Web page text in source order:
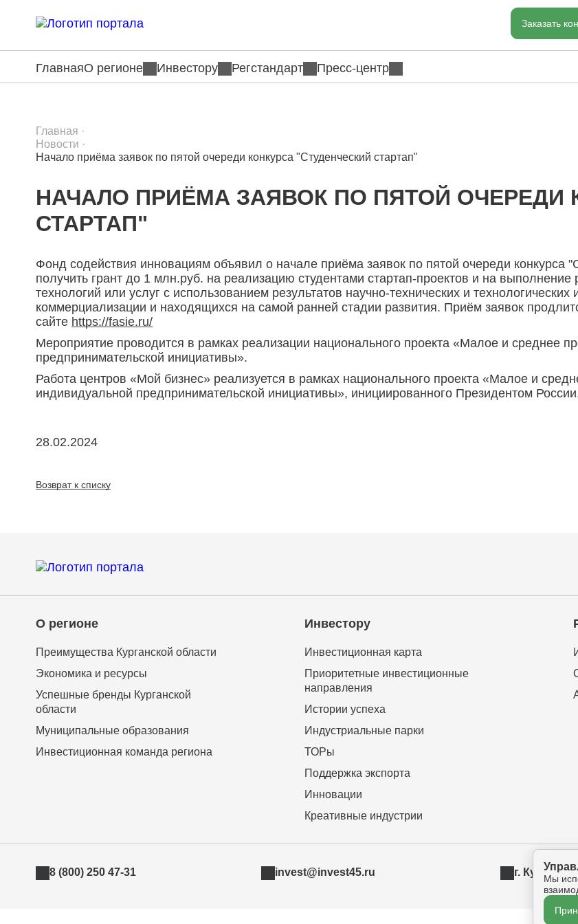
Заказать
ГлавнаяО регионе Инвестору Регстандарт Пресс-центр
Главная ·
Новости ·
Начало приёма заявок по пятой очереди конкурса "Студенческий стартап"
НАЧАЛО ПРИЁМА ЗАЯВОК ПО ПЯТОЙ ОЧЕРЕДИ
СТАРТАП"
Фонд содействия инновациям объявил о начале приёма заявок по пятой очереди конкурса
получить грант до 1 млн.руб. на реализацию студентами стартап-проектов и на
технологий или услуг с использованием результатов научно-технических и
коммерциализации и находящихся на самой ранней стадии развития. Приём заявок
сайте https://fasie.ru/
Мероприятие проводится в рамках реализации национального проекта «Малое и среднее
предпринимательской инициативы».
Работа центров «Мой бизнес» реализуется в рамках национального проекта «Малое и
индивидуальной предпринимательской инициативы», инициированного Президентом
28.02.2024
Возврат к списку
О регионе
Преимущества Курганской области
Экономика и ресурсы
Успешные бренды Курганской
области
Муниципальные образования
Инвестиционная команда региона
Инвестору
Инвестиционная карта
Приоритетные инвестиционные
направления
Истории успеха
Индустриальные парки
ТОРы
Поддержка экспорта
Инновации
Креативные индустрии
8 (800) 250 47-31 invest@invest45.ru г. Курган,
Мы